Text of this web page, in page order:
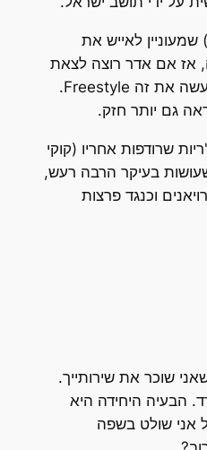
שמעוניין לאייש את
אז אם אדר רוצה לצאת
נגדו במכרז אני חושב שנעשה את זה Freestyle.
גם יותר חזק.
שרודפות אחריו (קוקי
בעיקר הרבה רעש,
וכנגד פרצות
שוכר את שירותייך.
הבעיה היחידה היא
אני שולט בשפה